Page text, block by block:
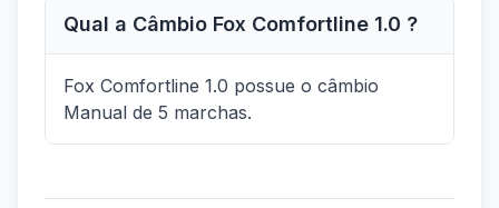
Qual a Câmbio Fox Comfortline 1.0 ?
Fox Comfortline 1.0 possue o câmbio
Manual de 5 marchas.